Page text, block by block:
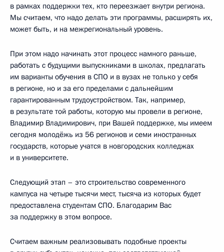
в рамках поддержки тех, кто переезжает внутри региона.
Мы считаем, что надо делать эти программы, расширять их,
может быть, и на межрегиональный уровень.
При этом надо начинать этот процесс намного раньше,
работать с будущими выпускниками в школах, предлагать
им варианты обучения в СПО и в вузах не только у себя
в регионе, но и за его пределами с дальнейшим
гарантированным трудоустройством. Так, например,
в результате той работы, которую мы провели в регионе,
Владимир Владимирович, при Вашей поддержке, мы имеем
сегодня молодёжь из 56 регионов и семи иностранных
государств, которые учатся в новгородских колледжах
и в университете.
Следующий этап – это строительство современного
кампуса на четыре тысячи мест, тысяча из которых будет
предоставлена студентам СПО. Благодарим Вас
за поддержку в этом вопросе.
Считаем важным реализовывать подобные проекты